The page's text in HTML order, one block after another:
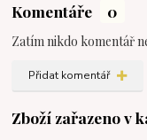
Komentáře 0
Zatím nikdo komentář
Přidat komentář
Zboží zařazeno v